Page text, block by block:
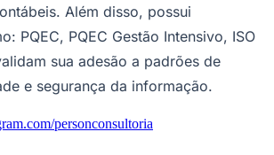
Além disso, possui
PQEC, PQEC Gestão Intensivo, ISO
sua adesão a padrões de
e segurança da informação.
personconsultoria